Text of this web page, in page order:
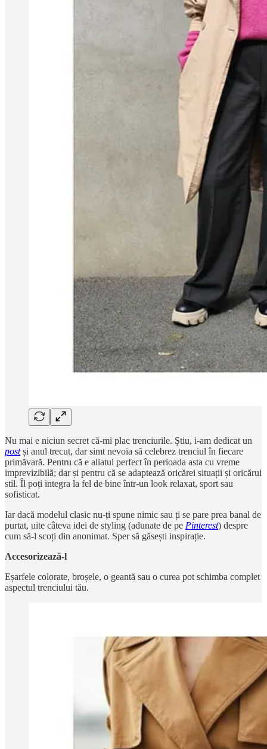
Nu mai e niciun secret că-mi plac trenciurile. Știu, i-am dedicat un
postși anul trecut, dar simt nevoia să celebrez trenciul în fiecare
primăvară. Pentru că e aliatul perfect în perioada asta cu vreme
imprevizibilă; dar și pentru că se adaptează oricărei situații și oricărui
stil. Îl poți integra la fel de bine într-un look relaxat, sport sau
sofisticat.
Iar dacă modelul clasic nu-ți spune nimic sau ți se pare prea banal de
purtat, uite câteva idei de styling (adunate de pe Pinterest) despre
cum să-l scoți din anonimat. Sper să găsești inspirație.
Accesorizează-l
Eșarfele colorate, broșele, o geantă sau o curea pot schimba complet
aspectul trenciului tău.